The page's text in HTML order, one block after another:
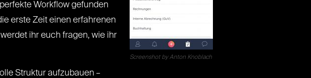
Screenshot by Anton Knoblach
Workflow gefunden
erste Zeit einen erfahrenen
ihr euch fragen, wie ihr
Struktur aufzubauen –